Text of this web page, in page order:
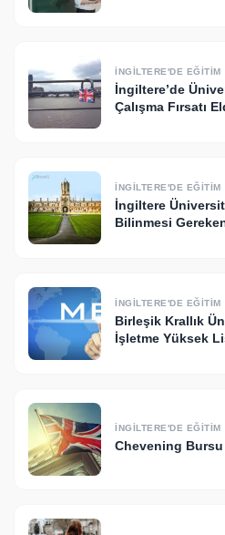
İNGILTERE'DE EĞITIM
İngiltere’de
Çalışma Fırsatı
İNGILTERE'DE EĞITIM
İngiltere
Bilinmesi
İNGILTERE'DE EĞITIM
Birleşik Krallık
İşletme Yüksek
İNGILTERE'DE EĞITIM
Chevening Bursu